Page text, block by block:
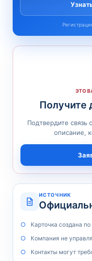
ЭТО
Получите
Подтвердите связь
описание,
ИСТОЧНИК
Карточка создана
Компания не
Контакты могут